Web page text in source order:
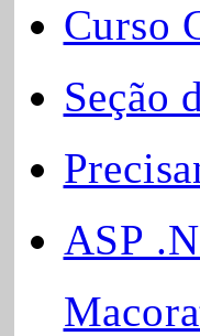
Curso
Seção
ASP